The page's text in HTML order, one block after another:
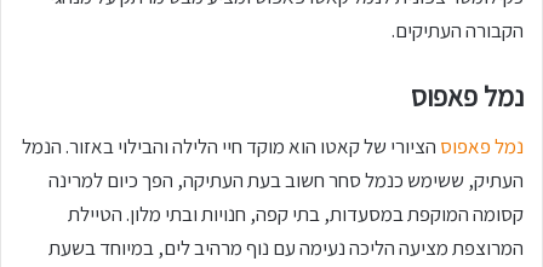
הקבורה העתיקים.
נמל פאפוס
נמל פאפוס הציורי של קאטו הוא מוקד חיי הלילה והבילוי באזור. הנמל
העתיק, ששימש כנמל סחר חשוב בעת העתיקה, הפך כיום למרינה
קסומה המוקפת במסעדות, בתי קפה, חנויות ובתי מלון. הטיילת
המרוצפת מציעה הליכה נעימה עם נוף מרהיב לים, במיוחד בשעת